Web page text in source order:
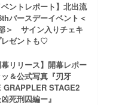
ベントレポート】北出流
バースデーイベント＜
＞ サイン入りチェキ
ゼントも♡
幕リリース】開幕レポー
ッ＆公式写真『刃牙
GRAPPLER STAGE2
死刑囚編ー』